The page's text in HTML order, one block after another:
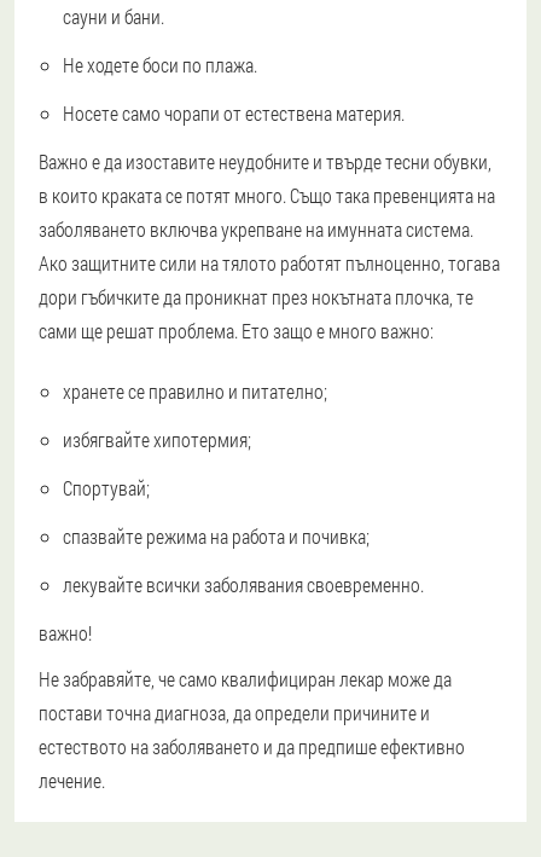
сауни и бани.
Не ходете боси по плажа.
Носете само чорапи от естествена материя.
Важно е да изоставите неудобните и твърде тесни обувки,
в които краката се потят много. Също така превенцията на
заболяването включва укрепване на имунната система.
Ако защитните сили на тялото работят пълноценно, тогава
дори гъбичките да проникнат през нокътната плочка, те
сами ще решат проблема. Ето защо е много важно:
хранете се правилно и питателно;
избягвайте хипотермия;
Спортувай;
спазвайте режима на работа и почивка;
лекувайте всички заболявания своевременно.
важно!
Не забравяйте, че само квалифициран лекар може да
постави точна диагноза, да определи причините и
естеството на заболяването и да предпише ефективно
лечение.